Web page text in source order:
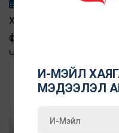
Хэвлэл мэдээллийн
форум”-ыг тав дахь жилдээ “ЁС ЗҮЙН ҮНЭ
ЧӨЛӨӨГӨӨ ХАДГАЛЖ,
сэдвийн хүрээнд 2023
зохион байгуулсан
И-МЭЙЛ
МЭДЭЭЛЭЛ